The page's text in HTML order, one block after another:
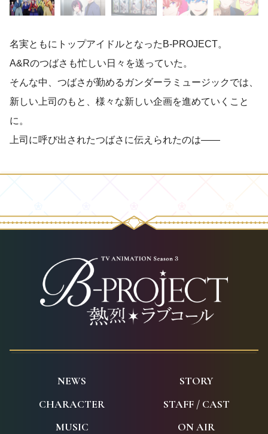
名実ともにトップアイドルとなったB-PROJECT。
A&Rのつばさも忙しい日々を送っていた。
そんな中、つばさが勤めるガンダーラミュージックでは、
新しい上司のもと、様々な新しい企画を進めていくこと
に。
上司に呼び出されたつばさに伝えられたのは——
NEWS STORY
CHARACTER STAFF / CAST
MUSIC ON AIR